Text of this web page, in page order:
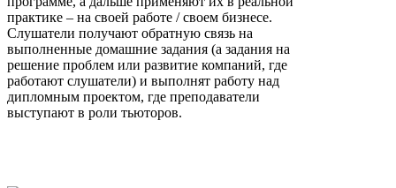
практике – на своей работе / своем бизнесе.
Слушатели получают обратную связь на
выполненные домашние задания (а задания на
решение проблем или развитие компаний, где
работают слушатели) и выполнят работу над
дипломным проектом, где преподаватели
выступают в роли тьюторов.